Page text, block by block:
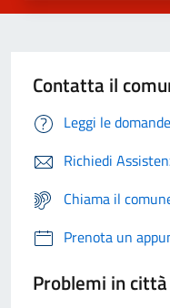
Contatta il
Leggi le
Richiedi
Chiama il
Prenota un
Problemi in città